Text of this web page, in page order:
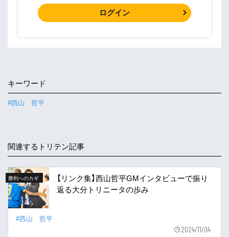
ログイン
キーワード
#西山 哲平
関連するトリテン記事
勝利へのカギ
【リンク集】西山哲平GMインタビューで振り
返る大分トリニータの歩み
#西山 哲平
2024/11/04